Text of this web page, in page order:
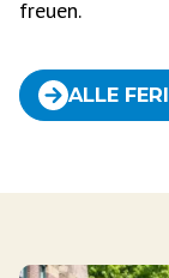
freuen.
ALLE